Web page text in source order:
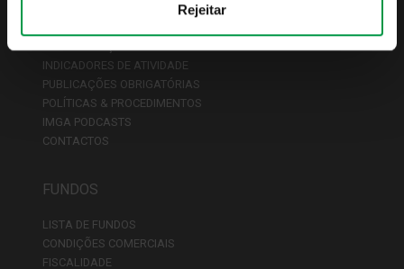
Rejeitar
INDICADORES DE ATIVIDADE
PUBLICAÇÕES OBRIGATÓRIAS
POLÍTICAS & PROCEDIMENTOS
IMGA PODCASTS
CONTACTOS
FUNDOS
LISTA DE FUNDOS
CONDIÇÕES COMERCIAIS
FISCALIDADE